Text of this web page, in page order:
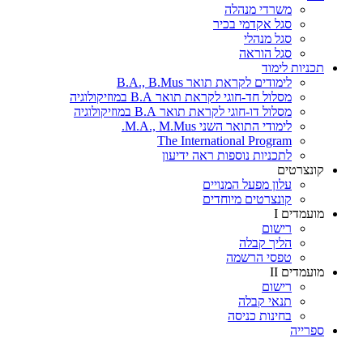
משרדי מנהלה
סגל אקדמי בכיר
סגל מנהלי
סגל הוראה
תכניות לימוד
לימודים לקראת תואר B.A., B.Mus
מסלול חד-חוגי לקראת תואר B.A במוזיקולוגיה
מסלול דו-חוגי לקראת תואר B.A במוזיקולוגיה
לימודי התואר השני M.A., M.Mus.
The International Program
לתכניות נוספות ראה ידיעון
קונצרטים
עלון מפעל המנויים
קונצרטים מיוחדים
מועמדים I
רישום
הליך קבלה
טפסי הרשמה
מועמדים II
רישום
תנאי קבלה
בחינות כניסה
ספרייה